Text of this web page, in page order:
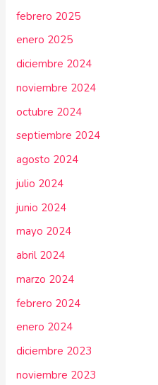
febrero 2025
enero 2025
diciembre 2024
noviembre 2024
octubre 2024
septiembre 2024
agosto 2024
julio 2024
junio 2024
mayo 2024
abril 2024
marzo 2024
febrero 2024
enero 2024
diciembre 2023
noviembre 2023